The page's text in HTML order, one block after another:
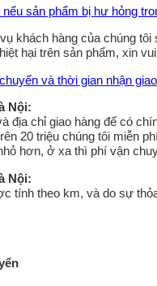
sản phẩm bị hư hỏng
khách hàng của chúng
hại trên sản phẩm, xin
và thời gian nhận
Nội:
địa chỉ giao hàng để có
20 triệu chúng tôi miễn
hơn, ở xa thì phí vận
Nội:
tính theo km, và do sự